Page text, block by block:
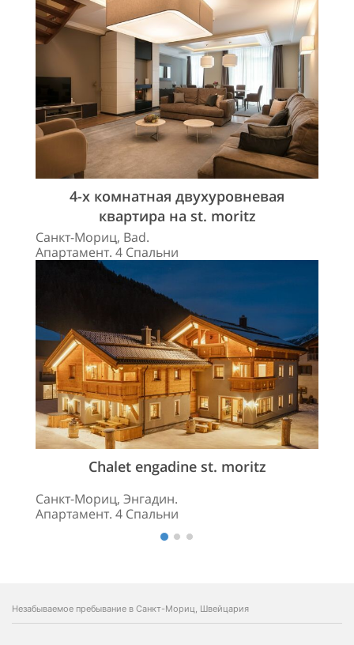
4-х комнатная двухуровневая
квартира на st. moritz
Санкт-Мориц, Bad.
Апартамент. 4 Спальни
Chalet engadine st. moritz
Санкт-Мориц, Энгадин.
Апартамент. 4 Спальни
Незабываемое пребывание в Санкт-Мориц, Швейцария